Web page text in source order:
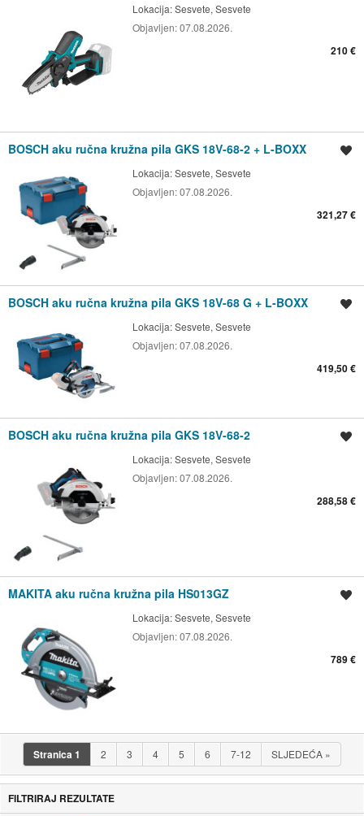
Lokacija:Sesvete, Sesvete
Objavljen:07.08.2026.
210 €
BOSCH aku ručna kružna pila GKS 18V-68-2 + L-BOXX
Lokacija:Sesvete, Sesvete
Objavljen:07.08.2026.
321,27 €
BOSCH aku ručna kružna pila GKS 18V-68 G + L-BOXX
Lokacija:Sesvete, Sesvete
Objavljen:07.08.2026.
419,50 €
BOSCH aku ručna kružna pila GKS 18V-68-2
Lokacija:Sesvete, Sesvete
Objavljen:07.08.2026.
288,58 €
MAKITA aku ručna kružna pila HS013GZ
Lokacija:Sesvete, Sesvete
Objavljen:07.08.2026.
789 €
Stranica1 2 3 4 5 6 7-12 SLJEDEĆA »
FILTRIRAJ REZULTATE